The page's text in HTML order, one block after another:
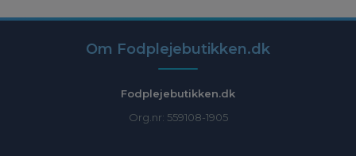
Om Fodplejebutikken.dk
Fodplejebutikken.dk
Org.nr: 559108-1905